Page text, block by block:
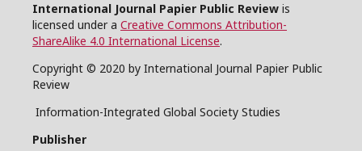
International Journal Papier Public Review is
licensed under a Creative Commons Attribution-
ShareAlike 4.0 International License.
Copyright © 2020 by International Journal Papier Public
Review
Information-Integrated Global Society Studies
Publisher